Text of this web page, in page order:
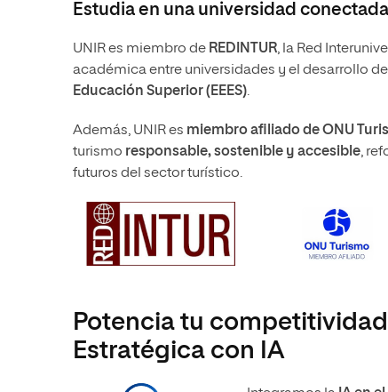
Estudia en una universidad
UNIR es miembro de REDINTUR, la Red
académica entre universidades y el desarrollo
Educación Superior (EEES).
Además, UNIR es miembro afiliado de ONU
turismo responsable, sostenible y accesible,
futuros del sector turístico.
Potencia tu
Estratégica con IA